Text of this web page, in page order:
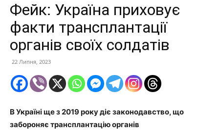
Фейк: Україна приховує
факти трансплантації
органів своїх солдатів
22 Липня, 2023
В Україні ще з 2019 року діє законодавство, що
забороняє трансплантацію органів